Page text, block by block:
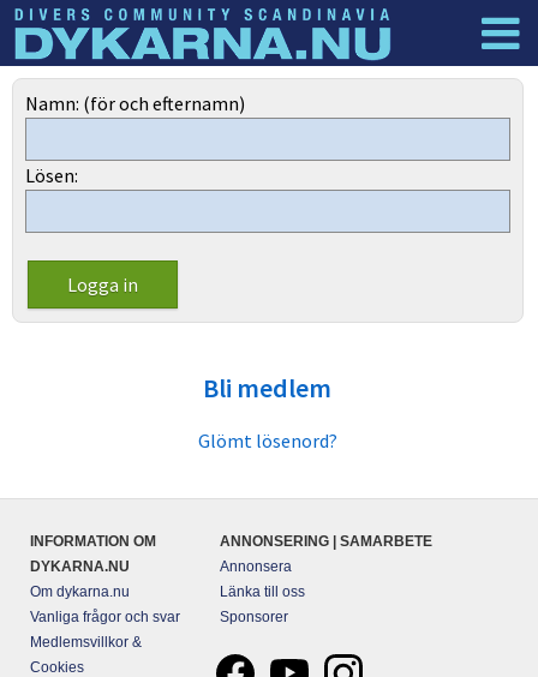
Dyknyheter
Namn: (för och efternamn)
Lösen:
Bli medlem
Glömt lösenord?
INFORMATION OM
DYKARNA.NU
Om dykarna.nu
Vanliga frågor och svar
Medlemsvillkor &
Cookies
ANNONSERING | SAMARBETE
Annonsera
Länka till oss
Sponsorer